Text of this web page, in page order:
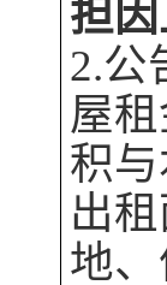
担
2.公
屋
积
出
地